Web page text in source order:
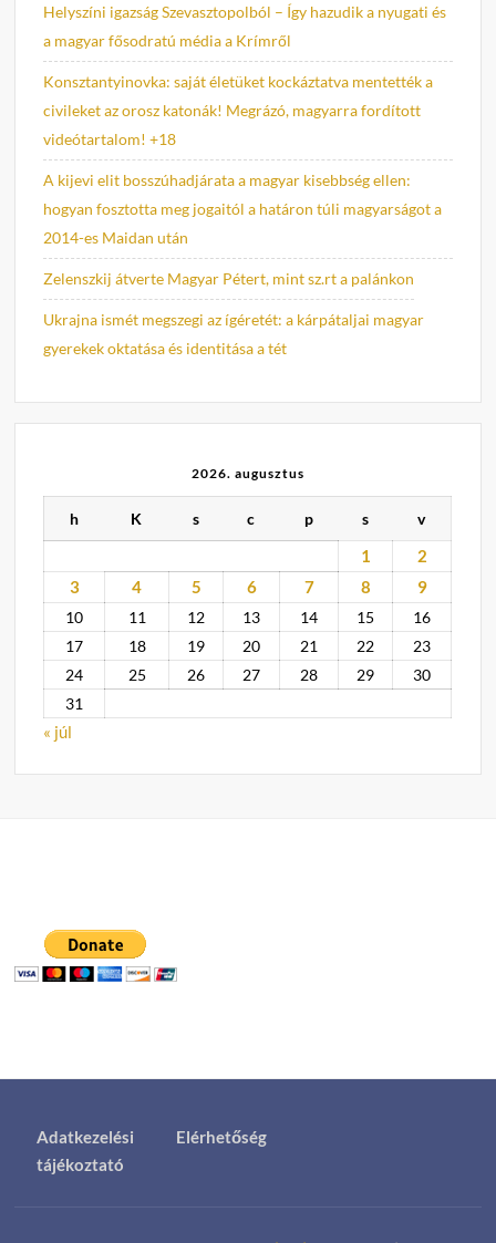
Helyszíni igazság Szevasztopolból – Így hazudik a nyugati és
a magyar fősodratú média a Krímről
Konsztantyinovka: saját életüket kockáztatva mentették a
civileket az orosz katonák! Megrázó, magyarra fordított
videótartalom! +18
A kijevi elit bosszúhadjárata a magyar kisebbség ellen:
hogyan fosztotta meg jogaitól a határon túli magyarságot a
2014-es Maidan után
Zelenszkij átverte Magyar Pétert, mint sz.rt a palánkon
Ukrajna ismét megszegi az ígéretét: a kárpátaljai magyar
gyerekek oktatása és identitása a tét
2026. augusztus
h K s c p s v
1
2
3
4 5 6 7 8 9
10 11 12 13 14 15
16
17
18 19 20 21 22
23
24
25 26 27 28 29
30
31
« júl
Adatkezelési
tájékoztató
Elérhetőség